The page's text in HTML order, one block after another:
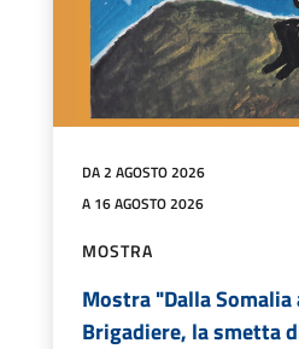
DA 2 AGOSTO 2026
A 16 AGOSTO 2026
MOSTRA
Mostra "Dalla
Brigadiere, la smetta